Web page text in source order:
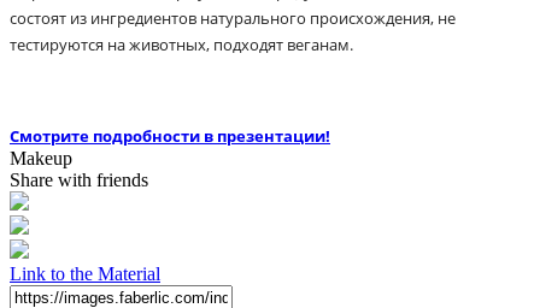
состоят из ингредиентов натурального происхождения, не
тестируются на животных, подходят веганам.
Смотрите подробности в презентации!
Makeup
Share with friends
Link to the Material